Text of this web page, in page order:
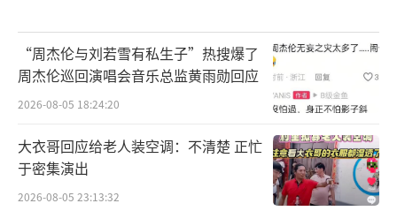
“周杰伦与刘若雪有私生子”热搜爆了
周杰伦巡回演唱会音乐总监黄雨勋回应
2026-08-05 18:24:20
大衣哥回应给老人装空调：不清楚 正忙
于密集演出
2026-08-05 23:13:32